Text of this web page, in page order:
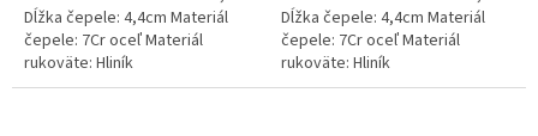
Dĺžka čepele: 4,4cm Materiál
čepele: 7Cr oceľ Materiál
rukoväte: Hliník
Dĺžka čepele: 4,4cm Materiál
čepele: 7Cr oceľ Materiál
rukoväte: Hliník